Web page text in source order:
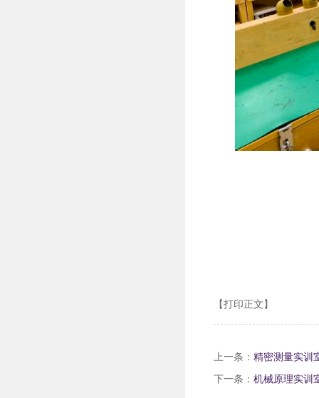
【打印正文】
上一条： 精密测量实训
下一条： 机械原理实训